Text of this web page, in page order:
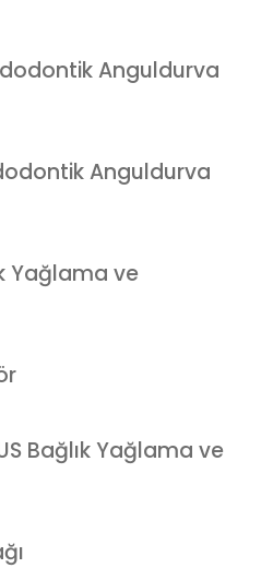
Anguldurva
Anguldurva
Yağlama ve
Bağlık Yağlama ve